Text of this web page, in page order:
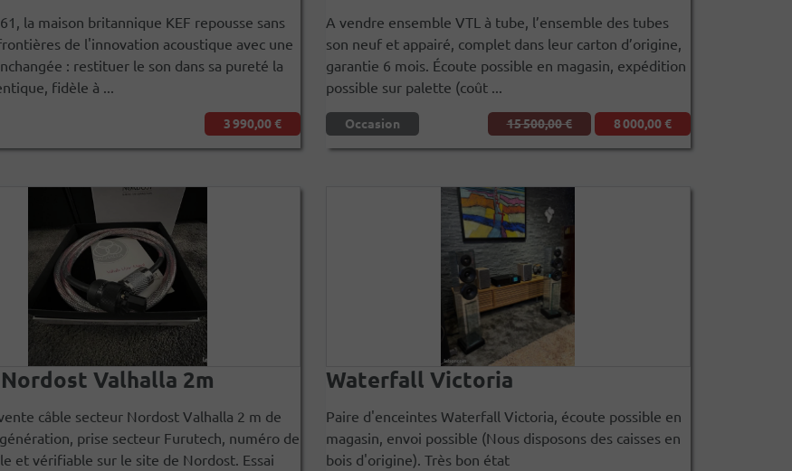
la maison britannique KEF repousse sans
de l'innovation acoustique avec une
: restituer le son dans sa pureté la
fidèle à ...
3 990,00 €
A vendre ensemble VTL à tube, l’ensemble des tubes
son neuf et appairé, complet dans leur carton d’origine,
garantie 6 mois. Écoute possible en magasin, expédition
possible sur palette (coût ...
Occasion 15 500,00 € 8 000,00 €
Valhalla 2m
câble secteur Nordost Valhalla 2 m de
prise secteur Furutech, numéro de
et vérifiable sur le site de Nordost. Essai
Waterfall Victoria
Paire d'enceintes Waterfall Victoria, écoute possible en
magasin, envoi possible (Nous disposons des caisses en
bois d'origine). Très bon état